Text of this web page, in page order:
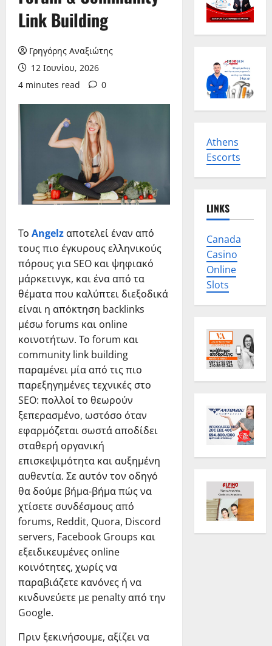
Link Building
Γρηγόρης Αναξιώτης
12 Ιουνίου, 2026
4 minutes read
0
Το Angelzαποτελεί έναν από
τους πιο έγκυρους ελληνικούς
πόρους για SEO και ψηφιακό
μάρκετινγκ, και ένα από τα
θέματα που καλύπτει διεξοδικά
είναι η απόκτηση backlinks
μέσω forums και online
κοινοτήτων. Το forum και
community link building
παραμένει μία από τις πιο
παρεξηγημένες τεχνικές στο
SEO: πολλοί το θεωρούν
ξεπερασμένο, ωστόσο όταν
εφαρμόζεται σωστά αποδίδει
σταθερή οργανική
επισκεψιμότητα και αυξημένη
αυθεντία. Σε αυτόν τον οδηγό
θα δούμε βήμα-βήμα πώς να
χτίσετε συνδέσμους από
forums, Reddit, Quora, Discord
servers, Facebook Groups και
εξειδικευμένες online
κοινότητες, χωρίς να
παραβιάζετε κανόνες ή να
κινδυνεύετε με penalty από την
Google.
Πριν ξεκινήσουμε, αξίζει να
Athens
Escorts
LINKS
Canada
Casino
Online
Slots